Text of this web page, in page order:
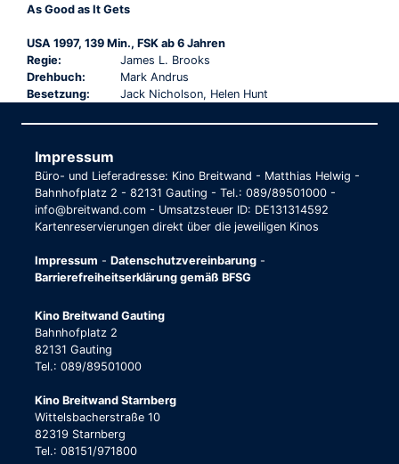
TRAILER
As Good as It Gets
USA 1997, 139 Min., FSK ab 6 Jahren
Regie:
James L. Brooks
Drehbuch:
Mark Andrus
Besetzung:
Jack Nicholson, Helen Hunt
Impressum
Büro- und Lieferadresse: Kino Breitwand - Matthias Helwig -
Bahnhofplatz 2 - 82131 Gauting - Tel.: 089/89501000 -
info@breitwand.com - Umsatzsteuer ID: DE131314592
Kartenreservierungen direkt über die jeweiligen Kinos
Impressum - Datenschutzvereinbarung -
Barrierefreiheitserklärung gemäß BFSG
Kino Breitwand Gauting
Bahnhofplatz 2
82131 Gauting
Tel.: 089/89501000
Kino Breitwand Starnberg
Wittelsbacherstraße 10
82319 Starnberg
Tel.: 08151/971800